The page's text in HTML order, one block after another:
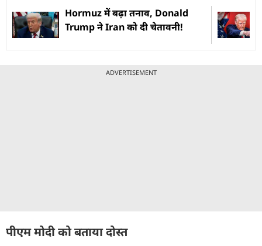
Hormuz में बढ़ा तनाव, Donald
Trump ने Iran को दी चेतावनी!
ADVERTISEMENT
पीएम मोदी को बताया दोस्त